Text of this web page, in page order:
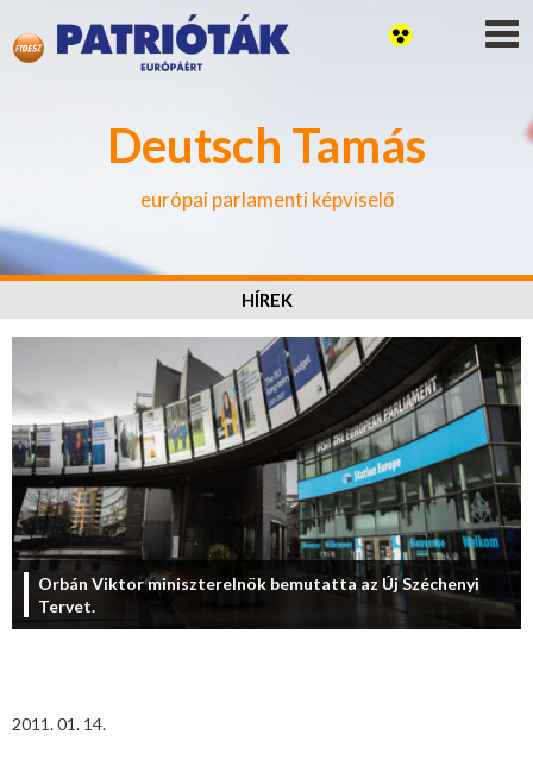
Deutsch Tamás
európai parlamenti képviselő
HÍREK
Orbán Viktor miniszterelnök bemutatta az Új Széchenyi
Tervet.
2011. 01. 14.